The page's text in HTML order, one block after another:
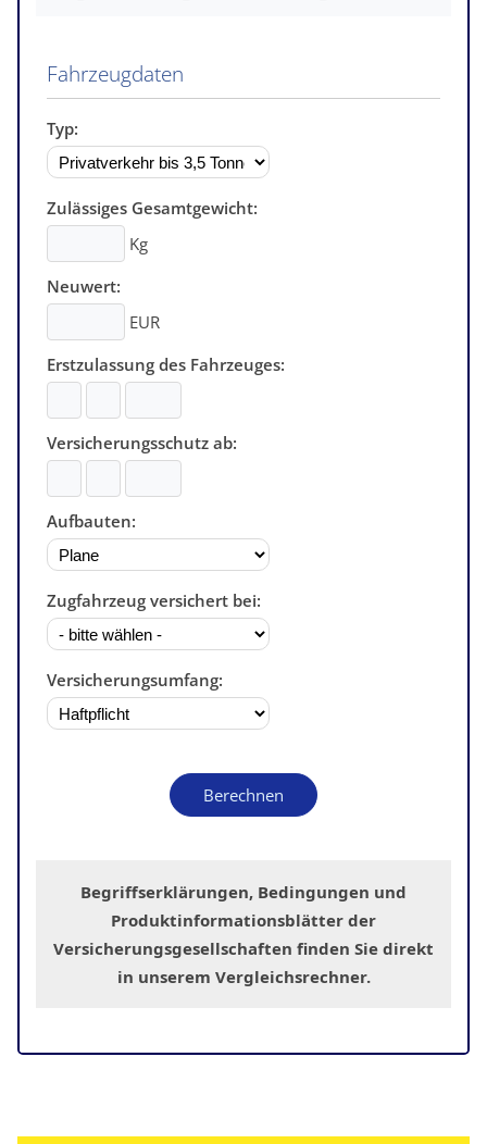
Begriffserklärungen, Bedingungen und
Produktinformationsblätter der
Versicherungsgesellschaften finden Sie direkt
in unserem Vergleichsrechner.